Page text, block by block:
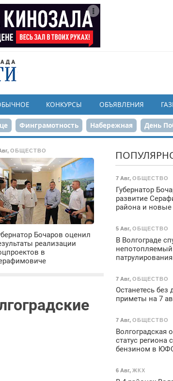
КОНКУРСЫ ОБЪЯВЛЕНИЯ
Финграмотность Набережная День
летчиков
, ОБЩЕСТВО
Бочаров оценил
реализации
в
7 Авг, ОБЩЕСТВО
Губернатор
развитие
района и
5 Авг, ОБЩЕСТВО
В Волгограде
7 Авг, ОБЩЕСТВО
Останетесь без
приметы на 7
7 Авг, ОБЩЕСТВО
Волгоградская
статус
бензином в
6 Авг, ЖКХ